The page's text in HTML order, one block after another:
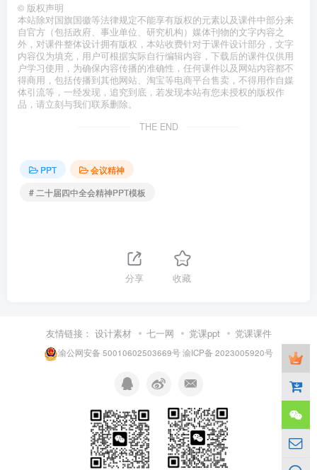
© 版权声明
本站除对国旗国徽等法律规定不能享有版权的元素以及课件中部分来
自官方（包括政府、事业单位、研究机构）媒体刊物的文字内容之
外，对课件整体设计拥有版权，本站收费针对于课件设计部分，文字
内容仅为填充，用户可根据实际自行编辑内容，下载后的课件仅供用
户学习使用，为确保内容传播的准确性，任何课件以及网站内容都不
得商用，包括传播到其他网站、淘宝等电商平台售卖，不得用作自媒
体引流等，一经发现，追究到底，若发现本站有您未授权的版权作
品，请立刻与我们联系删除。
THE END
PPT
会议精神
# 二十届四中全会精神PPT模板
分享 收藏
友情链接： 设计素材 七一网 党课ppt 党课课件
渝公网安备 50010602503669号渝ICP备 2023005920号